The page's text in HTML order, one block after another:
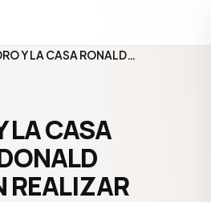
Y LA CASA RONALD…
LA CASA
REALIZAR